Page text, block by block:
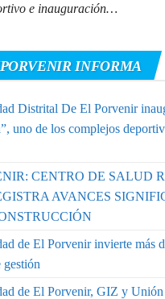
e inauguración…
INFORMA
Distrital De El Porvenir
uno de los complejos
CENTRO DE SALUD
AVANCES
de El Porvenir invierte más
gestión
de El Porvenir, GIZ y Unión